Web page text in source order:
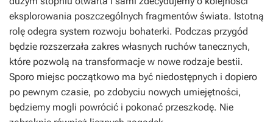
eksplorowania poszczególnych fragmentów świata. Istotną
rolę odegra system rozwoju bohaterki. Podczas przygód
będzie rozszerzała zakres własnych ruchów tanecznych,
które pozwolą na transformacje w nowe rodzaje bestii.
Sporo miejsc początkowo ma być niedostępnych i dopiero
po pewnym czasie, po zdobyciu nowych umiejętności,
będziemy mogli powrócić i pokonać przeszkodę. Nie